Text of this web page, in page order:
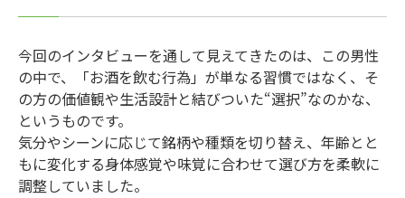
今回のインタビューを通して見えてきたのは、この男性
の中で、「お酒を飲む行為」が単なる習慣ではなく、そ
の方の価値観や生活設計と結びついた“選択”なのかな、
というものです。
気分やシーンに応じて銘柄や種類を切り替え、年齢とと
もに変化する身体感覚や味覚に合わせて選び方を柔軟に
調整していました。